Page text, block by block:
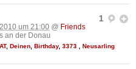
1
um 21:00 @ Friends
an der Donau
AT, Deinen, Birthday, 3373 , Neusarling